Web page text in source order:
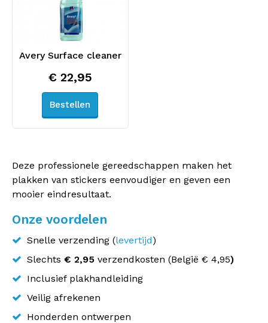
Avery Surface cleaner
€ 22,95
Bestellen
Deze professionele gereedschappen maken het
plakken van stickers eenvoudiger en geven een
mooier eindresultaat.
Onze voordelen
Snelle verzending (levertijd)
Slechts € 2,95 verzendkosten (België € 4,95)
Inclusief plakhandleiding
Veilig afrekenen
Honderden ontwerpen